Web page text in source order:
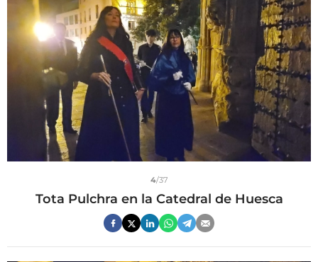
4/37
Tota Pulchra en la Catedral de Huesca